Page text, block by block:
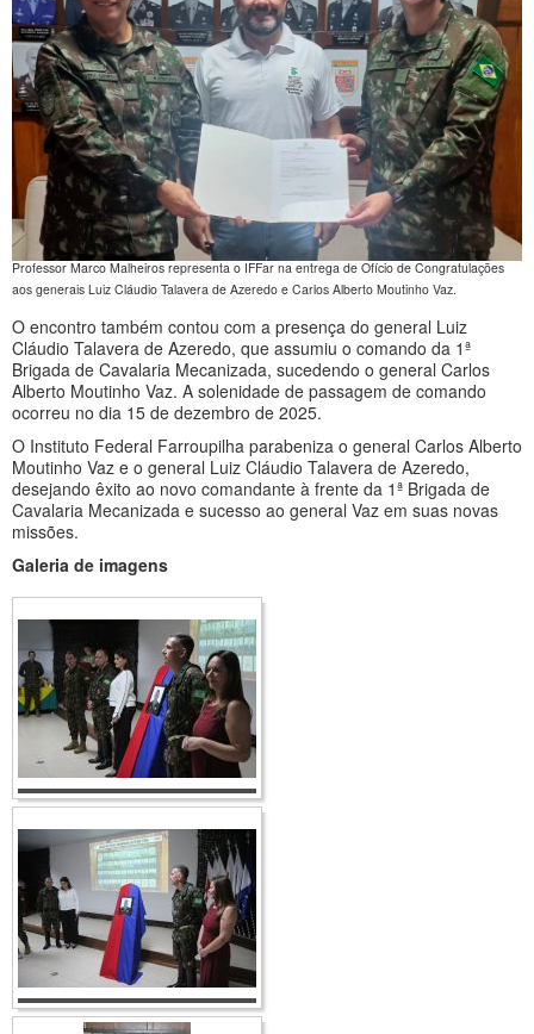
Professor Marco Malheiros representa o IFFar na entrega de Ofício de Congratulações
aos generais Luiz Cláudio Talavera de Azeredo e Carlos Alberto Moutinho Vaz.
O encontro também contou com a presença do general Luiz
Cláudio Talavera de Azeredo, que assumiu o comando da 1ª
Brigada de Cavalaria Mecanizada, sucedendo o general Carlos
Alberto Moutinho Vaz. A solenidade de passagem de comando
ocorreu no dia 15 de dezembro de 2025.
O Instituto Federal Farroupilha parabeniza o general Carlos Alberto
Moutinho Vaz e o general Luiz Cláudio Talavera de Azeredo,
desejando êxito ao novo comandante à frente da 1ª Brigada de
Cavalaria Mecanizada e sucesso ao general Vaz em suas novas
missões.
Galeria de imagens